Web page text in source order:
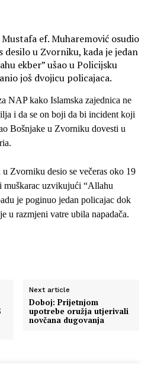
ef. Muharemović osudio
desilo u Zvorniku, kada je jedan
ekber” ušao u Policijsku
još dvojicu policajaca.
NAP kako Islamska zajednica ne
i da se on boji da bi incident koji
Bošnjake u Zvorniku dovesti u
Zvorniku desio se večeras oko 19
muškarac uzvikujući “Allahu
je poginuo jedan policajac dok
u razmjeni vatre ubila napadača.
Next article
Doboj: Prijetnjom
upotrebe oružjа utjerivаli
novčаnа dugovаnjа